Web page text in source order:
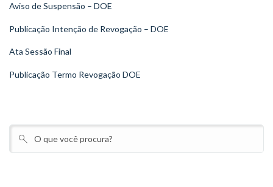
Aviso de Suspensão – DOE
Publicação Intenção de Revogação – DOE
Ata Sessão Final
Publicação Termo Revogação DOE